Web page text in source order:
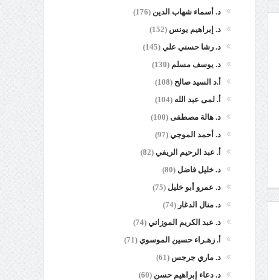
د. أسماء شهاب الدين (176)
د. إبراهيم يونس (152)
د. رشا حسني علي (145)
د. يوسف مسلم (130)
أ.د السيد صالح (108)
أ. لمى عبد الله (104)
د. هالة مصطفى (100)
د. أحمد الموجي (97)
أ. عبد الرحيم الريفي (82)
د. خليل فاضل (80)
د. عمرو أبو خليل (75)
د. منال الدغار (74)
د. عبد الكريم الموزاني (74)
أ. زهـراء حسين الموسوي (71)
د. ماري جرجس (61)
د. دعاء إبراهيم حسن (60)